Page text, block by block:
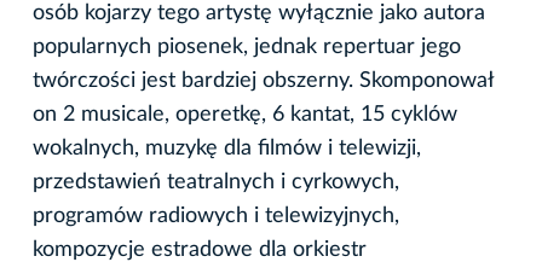
osób kojarzy tego artystę wyłącznie jako autora
popularnych piosenek, jednak repertuar jego
twórczości jest bardziej obszerny. Skomponował
on 2 musicale, operetkę, 6 kantat, 15 cyklów
wokalnych, muzykę dla filmów i telewizji,
przedstawień teatralnych i cyrkowych,
programów radiowych i telewizyjnych,
kompozycje estradowe dla orkiestr